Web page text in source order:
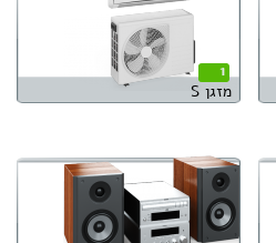
1
מזגן S